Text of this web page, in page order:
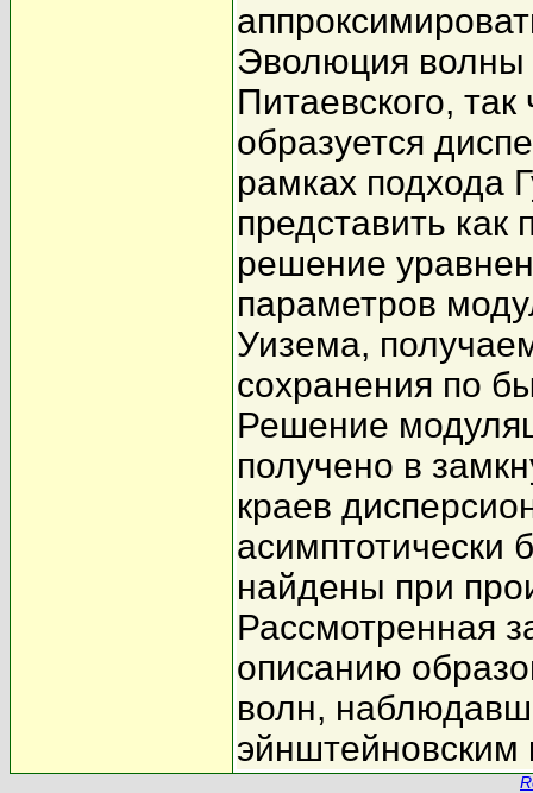
Эволюция волны
Питаевского,
образуется
рамках подхода
представить
решение
параметров
Уизема,
сохранения по
Решение
получено в
краев
асимптотически
найдены при
Рассмотренная
описанию
волн,
эйнштейновским